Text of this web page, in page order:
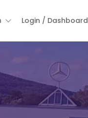
Login / Dashboard